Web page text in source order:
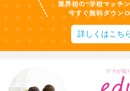
詳しくはこち
ママが知